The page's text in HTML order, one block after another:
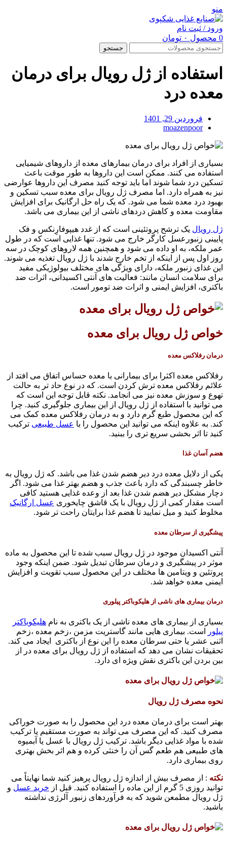
منو
ورود / ثبت نام
0 محصول ۰ تومان
جستجو
استفاده از ژل رویال برای درمان
معده درد
فروردین 29, 1401
moazenpoor
بسیاری از افراد برای درمان بیمارهای معده از داروهای شیمیایی
استفاده می کنند. ممکن است این داروها به طور موقت باعث
تسکین درد شما شوند اما باید توجه کنید مصرف این داروها عوارضی
نیز به همراه دارد. اما مصرف ژل رویال برای معده سبب تسکین و
بهبود درد معده شما می شود. که یک راه حل ارگانیک برای افزایش
مقاومت معده و کاهش دردهای ناشی از این بیماری می باشد.
ژل رویال یک ترشح پروتئینی است که از غدد هیپوفارِنکس و فک
پایینی زنبورعسل کارگر خارج می شود. تنها غذایی است که در طول
عمر ملکه، به او داده می شود و همچنین همه لاروهای کوچک در سه
روز اول پس از اینکه از تخم خارج شدند با ژل رویال تغذیه می شوند.
این غذای زنبور ملکه، دارای ویژگی های مختلف بیولوژیکی مفید
برای سلامت انسان مانند: فعالیت های آنتی اکسیدانی، اثرات ضد
باکتری، افزایش ایمنی و اثرات ضد تومور است.
خواص ژل رویال برای معده
درمان رفلاکس معده
رفلاکس معده اکثرا برای بیمارانی با معده حساس اتفاق می افتد از
علائم رفلاکس معده ترش کردن است. که در نوع حاد تر به حالت
تهوع و سوزش معده نیز می انجامد. نکته قابل توجه این است که
می توانید با استفاده از ژل رویال از این بیماری جلوگیری کنید. چرا
که این محصول طبع گرم دارد و به درمان رفلاکس معده کمک می
کند. به علاوه اینکه می توانید این محصول را با عسل طبیعی ترکیب
کنید تا اثر بخشی سریع تری را ببنید.
هضم آسان غذا
یکی از دلایل معده درد دیر هضم شدن غذا می باشد. که ژل رویال به
خاطر چسبندگی که دارد باعث جذب و هضم بهتر غذا می شود. اگر
دچار مشکل دیر هضم شدن غذا بعد از وعده غذایی هستید کافی
است مقدار کمی از ژل رویال با یک قاشق چایخوری عسل ارگانیک
مخلوط کنید و میل نمایید تا هضم غذا برایتان راحت تر شود.
پیشگیری از سرطان معده
آنتی اکسیدان موجود در ژل رویال سبب شده تا این محصول به ماده
موثر در پیشگیری و درمان سرطان تبدیل شود. ضمن اینکه وجود
پروتئین و ویتامین ها مختلف در این محصول سبب تقویت و افزایش
ایمنی معده خواهد شد.
درمان بیماری های ناشی از هلیکوباکتر پیلوری
بسیاری از بیماری های معده ناشی از یک باکتری به نام هلیکوباکتر
پیلور
است. بیماری هایی مانند گاستریت مزمن ،زخم معده ،زخم
اثنی عشر یا حتی سرطان معده را این نوع از باکتری ایجاد می کند.
تحقیقات نشان می دهد که استفاده از ژل رویال برای معده در از
بین بردن این باکتری نقش ویژه ای دارد.
نحوه مصرف ژل رویال
بهتر است برای درمان معده درد این محصول را به صورت خوراکی
مصرف کنید. که این مصرف می تواند به صورت مستقیم یا ترکیب
شده با مواد غذایی دیگر باشد. ترکیب ژل رویال با عسل یا آبمیوه
های طبیعی هم طعم گس آن را خنثی کرده و هم اثر بخش بهتری
روی بیماری دارد.
نکته : از مصرف بیش از اندازه ژل رویال پرهیز کنید شما نهایتاً می
توانید روزی 5 گرم از این ماده را استفاده کنید. قبل از
خرید عسل و
ژل رویال مطمعن شوید که به فرآوردهای زنبور آلرژی نداشته
باشید.